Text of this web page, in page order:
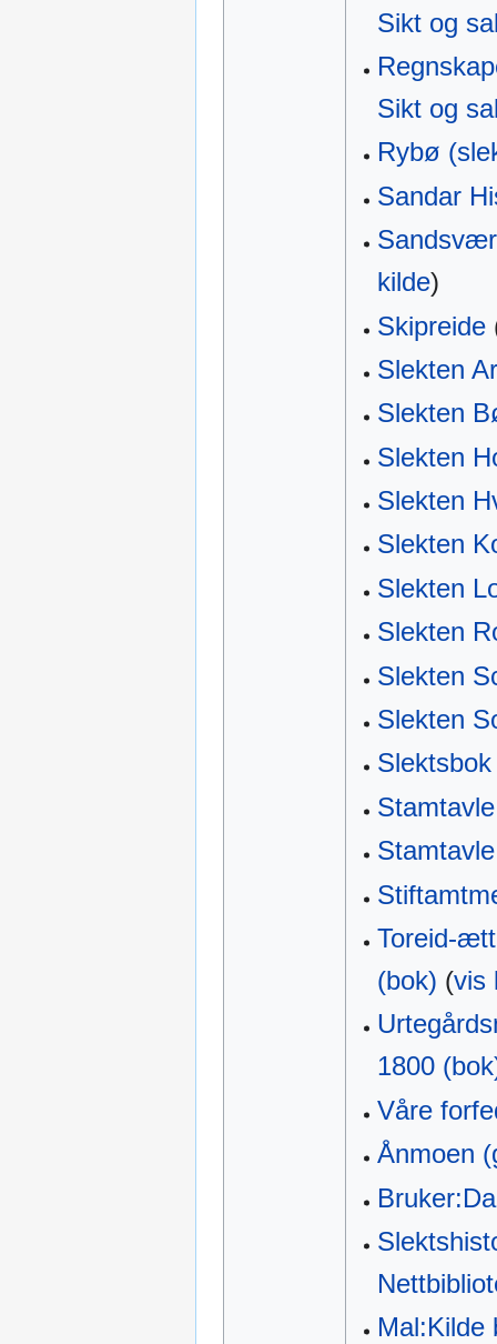
Sikt og
Sikt og
Rybø
Sandar
kilde)
Skipreide
Slekten
Slekten
Slekten
Slekten
Slekten
Slekten
Slekten
Slekten
Slekten
Toreid-
(bok) (vis
1800
Våre
Ånmoen
Mal:Kilde